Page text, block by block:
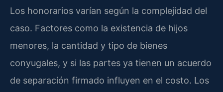
Los honorarios varían según la complejidad del
caso. Factores como la existencia de hijos
menores, la cantidad y tipo de bienes
conyugales, y si las partes ya tienen un acuerdo
de separación firmado influyen en el costo. Los